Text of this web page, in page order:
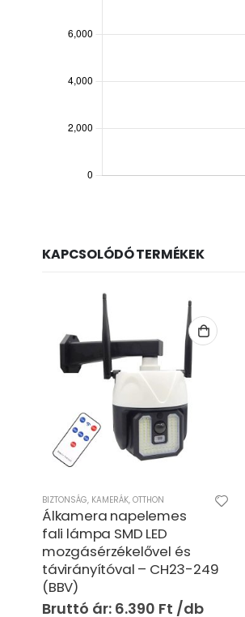
KAPCSOLÓDÓ TERMÉKEK
BIZTONSÁG, KAMERÁK, OTTHON
Álkamera napelemes
fali lámpa SMD LED
mozgásérzékelővel és
távirányítóval – CH23-249
(BBV)
6.390 Ft